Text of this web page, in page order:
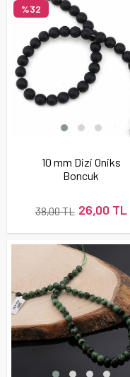
10 mm Dizi Oniks
Boncuk
26,00 TL
38,00 TL
%32